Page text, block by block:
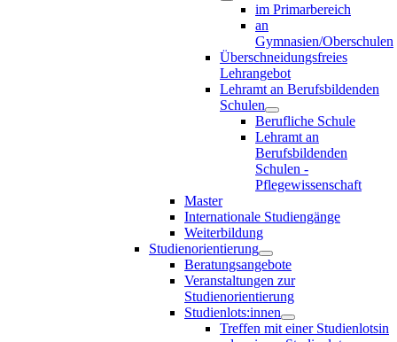
im Primarbereich
an
Gymnasien/Oberschulen
Überschneidungsfreies
Lehrangebot
Lehramt an Berufsbildenden
Schulen
Berufliche Schule
Lehramt an
Berufsbildenden
Schulen -
Pflegewissenschaft
Master
Internationale Studiengänge
Weiterbildung
Studienorientierung
Beratungsangebote
Veranstaltungen zur
Studienorientierung
Studienlots:innen
Treffen mit einer Studienlotsin